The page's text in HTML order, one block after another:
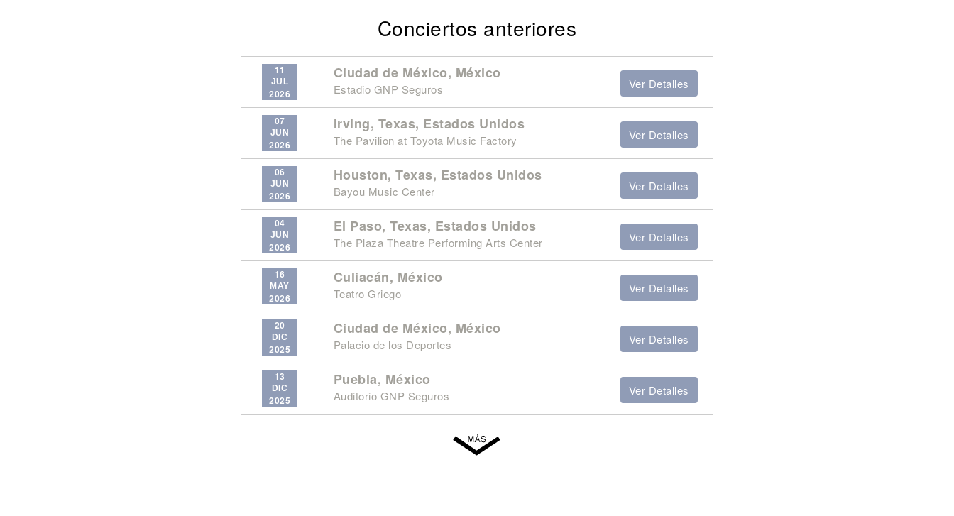
Conciertos anteriores
11
JUL
2026
Ciudad de México, México
Estadio GNP Seguros Ver Detalles
07
JUN
2026
Irving, Texas, Estados Unidos
The Pavilion at Toyota Music Factory Ver Detalles
06
JUN
2026
Houston, Texas, Estados Unidos
Bayou Music Center Ver Detalles
04
JUN
2026
El Paso, Texas, Estados Unidos
The Plaza Theatre Performing Arts Center Ver Detalles
16
MAY
2026
Culiacán, México
Teatro Griego Ver Detalles
20
DIC
2025
Ciudad de México, México
Palacio de los Deportes Ver Detalles
13
DIC
2025
Puebla, México
Auditorio GNP Seguros Ver Detalles